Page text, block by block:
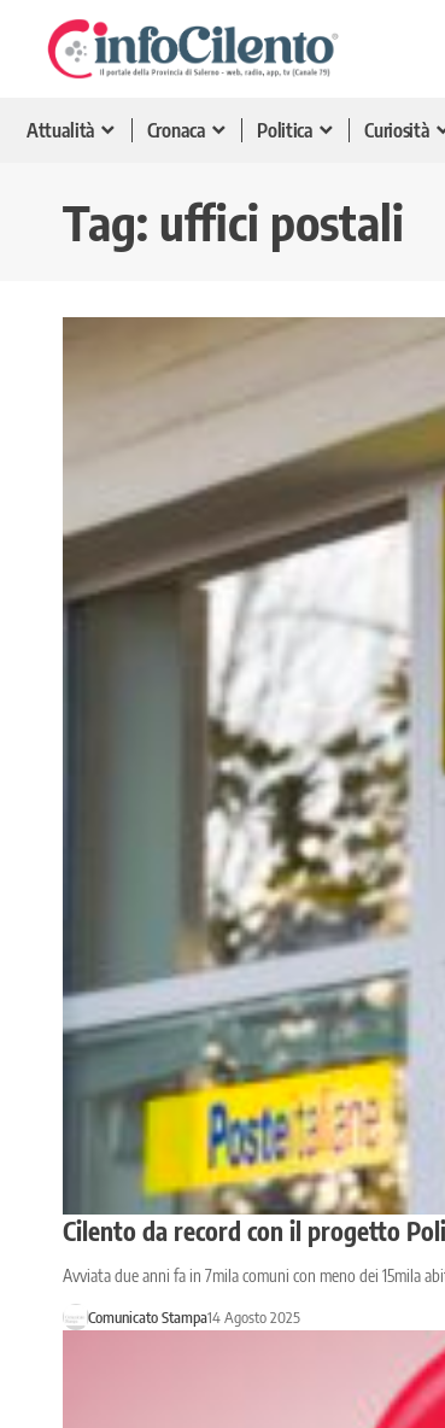
Attualità Cronaca Politica Curiosità
Tag: uffici postali
Cilento da record con il progetto
Avviata due anni fa in 7mila comuni con meno dei 15mila
Comunicato Stampa14 Agosto 2025